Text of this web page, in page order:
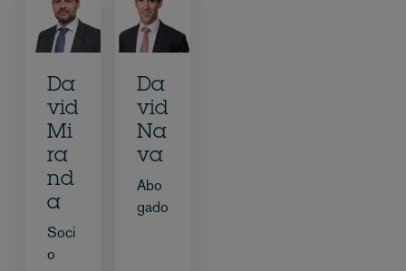
Da
vid
Mi
ra
nd
a
Soci
o
Da
vid
Na
va
Abo
gado